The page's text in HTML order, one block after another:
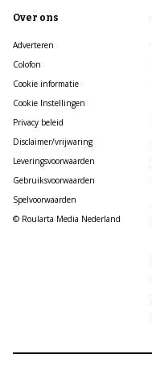
Over ons
Adverteren
Colofon
Cookie informatie
Cookie Instellingen
Privacy beleid
Disclaimer/vrijwaring
Leveringsvoorwaarden
Gebruiksvoorwaarden
Spelvoorwaarden
© Roularta Media Nederland